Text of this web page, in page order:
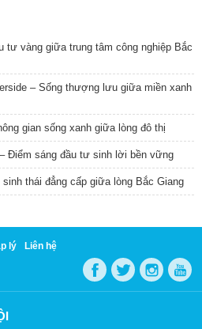
tư vàng giữa trung tâm công nghiệp Bắc
– Sống thượng lưu giữa miền xanh
gian sống xanh giữa lòng đô thị
Điểm sáng đầu tư sinh lời bền vững
thái đẳng cấp giữa lòng Bắc Giang
lý Liên hệ